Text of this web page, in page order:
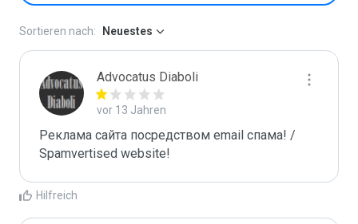
Sortieren nach: Neuestes
Advocatus Diaboli
vor 13 Jahren
Реклама сайта посредством email спама! /
Spamvertised website!
Hilfreich